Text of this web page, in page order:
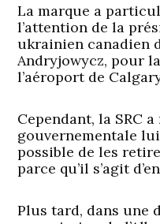
La marque a
l’attention de la
ukrainien canadien
Andryjowycz, pour
l’aéroport de
Cependant, la SRC
gouvernementale lui
possible de les
parce qu’il s’agit
Plus tard, dans une